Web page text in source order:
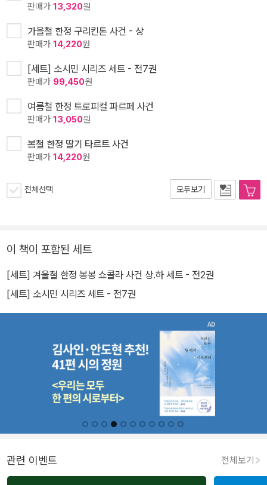
판매가 13,320원
가을철 한정 구리킨톤 사건 - 상
판매가 14,220원
[세트] 소시민 시리즈 세트 - 전7권
판매가 99,450원
여름철 한정 트로피컬 파르페 사건
판매가 13,050원
봄철 한정 딸기 타르트 사건
판매가 14,220원
전체선택 모두보기
이 책이 포함된 세트
[세트] 겨울철 한정 봉봉 쇼콜라 사건 상.하 세트 - 전2권
[세트] 소시민 시리즈 세트 - 전7권
관련 이벤트 전체보기